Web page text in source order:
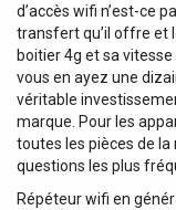
d’accès wifi n’est-ce
transfert qu’il offre et
boitier 4g et sa
vous en ayez une
véritable
marque. Pour les
toutes les pièces de
questions les plus
Répéteur wifi en